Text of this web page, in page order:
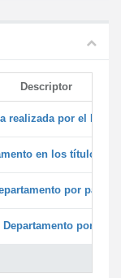
Descriptor
realizada por el
en los títulos de
por parte
por